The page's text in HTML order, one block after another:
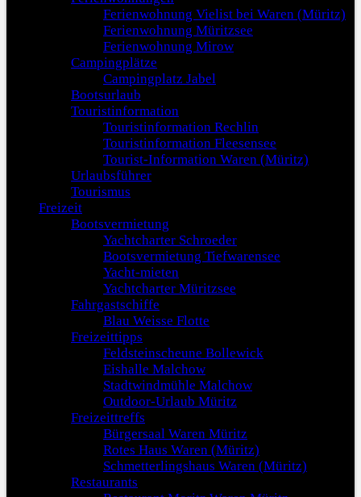
Ferienwohnung Vielist bei Waren (Müritz)
Ferienwohnung Müritzsee
Ferienwohnung Mirow
Campingplätze
Campingplatz Jabel
Bootsurlaub
Touristinformation
Touristinformation Rechlin
Touristinformation Fleesensee
Tourist-Information Waren (Müritz)
Urlaubsführer
Tourismus
Freizeit
Bootsvermietung
Yachtcharter Schroeder
Bootsvermietung Tiefwarensee
Yacht-mieten
Yachtcharter Müritzsee
Fahrgastschiffe
Blau Weisse Flotte
Freizeittipps
Feldsteinscheune Bollewick
Eishalle Malchow
Stadtwindmühle Malchow
Outdoor-Urlaub Müritz
Freizeittreffs
Bürgersaal Waren Müritz
Rotes Haus Waren (Müritz)
Schmetterlingshaus Waren (Müritz)
Restaurants